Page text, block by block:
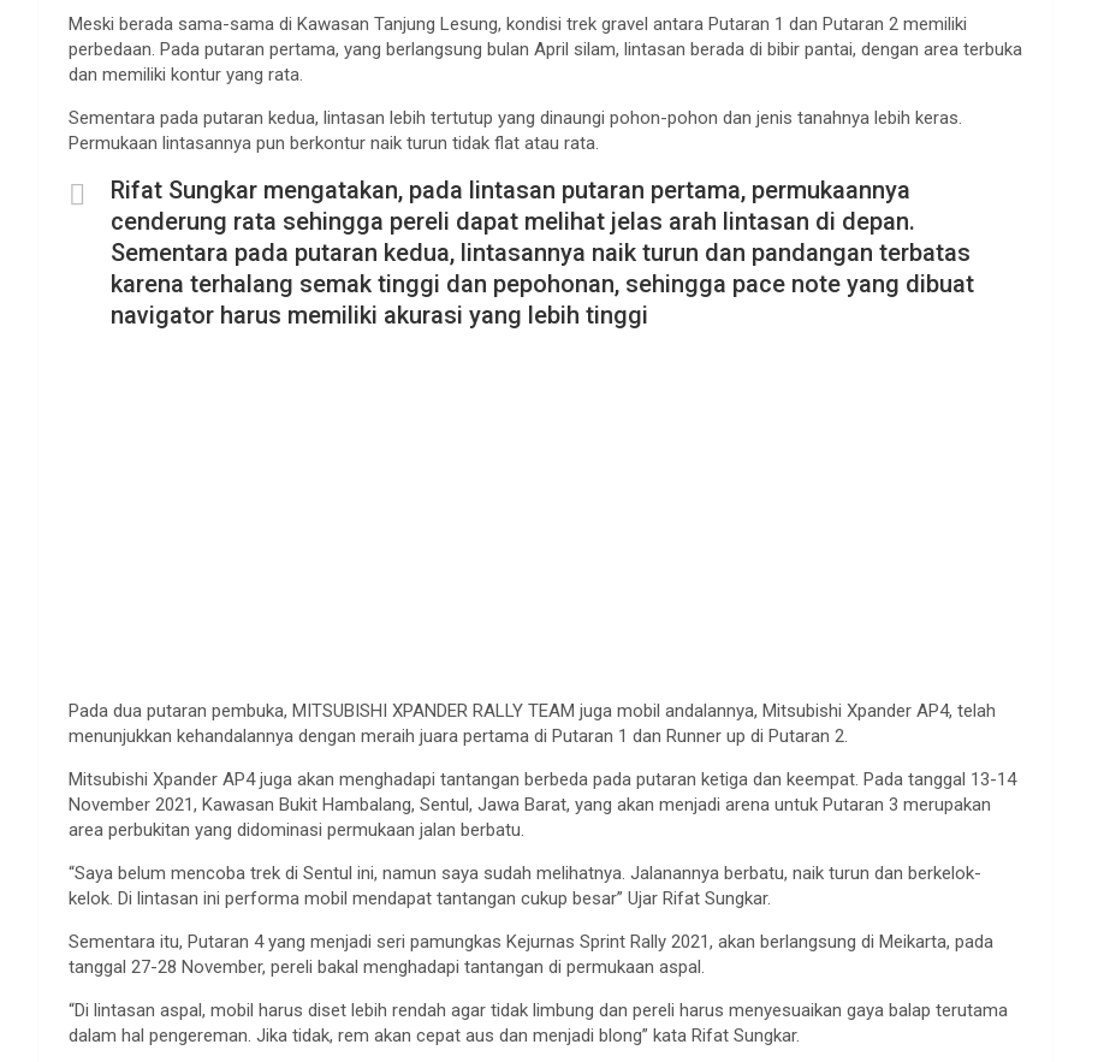
Meski berada sama-sama di Kawasan Tanjung Lesung, kondisi trek gravel antara Putaran 1 dan Putaran 2 memiliki
perbedaan. Pada putaran pertama, yang berlangsung bulan April silam, lintasan berada di bibir pantai, dengan area terbuka
dan memiliki kontur yang rata.
Sementara pada putaran kedua, lintasan lebih tertutup yang dinaungi pohon-pohon dan jenis tanahnya lebih keras.
Permukaan lintasannya pun berkontur naik turun tidak flat atau rata.
Rifat Sungkar mengatakan, pada lintasan putaran pertama, permukaannya
cenderung rata sehingga pereli dapat melihat jelas arah lintasan di depan.
Sementara pada putaran kedua, lintasannya naik turun dan pandangan terbatas
karena terhalang semak tinggi dan pepohonan, sehingga pace note yang dibuat
navigator harus memiliki akurasi yang lebih tinggi
Pada dua putaran pembuka, MITSUBISHI XPANDER RALLY TEAM juga mobil andalannya, Mitsubishi Xpander AP4, telah
menunjukkan kehandalannya dengan meraih juara pertama di Putaran 1 dan Runner up di Putaran 2.
Mitsubishi Xpander AP4 juga akan menghadapi tantangan berbeda pada putaran ketiga dan keempat. Pada tanggal 13-14
November 2021, Kawasan Bukit Hambalang, Sentul, Jawa Barat, yang akan menjadi arena untuk Putaran 3 merupakan
area perbukitan yang didominasi permukaan jalan berbatu.
“Saya belum mencoba trek di Sentul ini, namun saya sudah melihatnya. Jalanannya berbatu, naik turun dan berkelok-
kelok. Di lintasan ini performa mobil mendapat tantangan cukup besar” Ujar Rifat Sungkar.
Sementara itu, Putaran 4 yang menjadi seri pamungkas Kejurnas Sprint Rally 2021, akan berlangsung di Meikarta, pada
tanggal 27-28 November, pereli bakal menghadapi tantangan di permukaan aspal.
“Di lintasan aspal, mobil harus diset lebih rendah agar tidak limbung dan pereli harus menyesuaikan gaya balap terutama
dalam hal pengereman. Jika tidak, rem akan cepat aus dan menjadi blong” kata Rifat Sungkar.